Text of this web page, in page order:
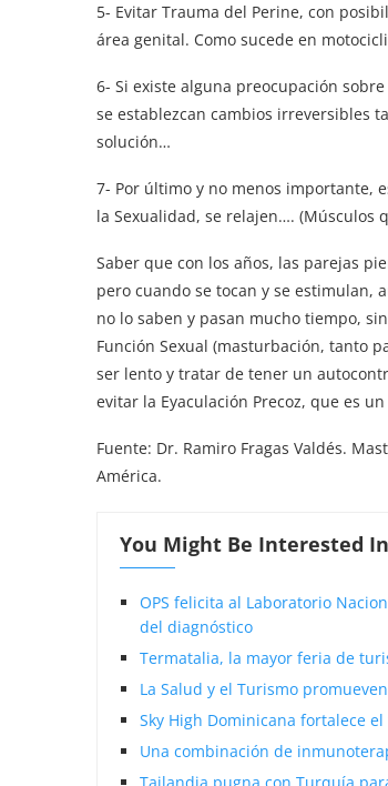
5- Evitar Trauma del Perine, con
área genital. Como sucede en
6- Si existe alguna preocupación
se establezcan cambios irreversibles
solución…
7- Por último y no menos importante,
la Sexualidad, se relajen…. (Músculos
Saber que con los años, las parejas
pero cuando se tocan y se estimulan,
no lo saben y pasan mucho tiempo,
Función Sexual (masturbación, tanto
ser lento y tratar de tener un
evitar la Eyaculación Precoz, que es
Fuente: Dr. Ramiro Fragas Valdés.
América.
You Might Be Interested In
OPS felicita al Laboratorio
del diagnóstico
Termatalia, la mayor feria de
La Salud y el Turismo
Sky High Dominicana fortalece
Una combinación de